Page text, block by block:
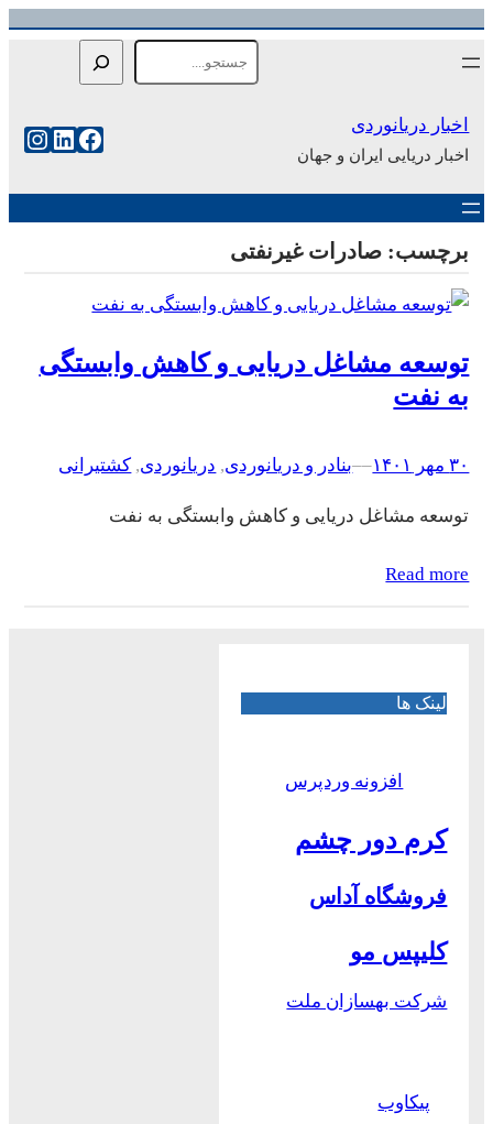
رفتن
به
اخبار دریانوردی
اخبار دریایی ایران و جهان
فیس‌بوک
برچسب: صادرات غیرنفتی
توسعه مشاغل دریایی و کاهش وابستگی
به نفت
۳۰ مهر ۱۴۰۱ –
–بنادر و دریانوردی, دریانوردی, کشتیرانی
توسعه مشاغل دریایی و کاهش وابستگی به نفت
Read more
لینک ها
افزونه وردپرس
کرم دور چشم
فروشگاه آداس
کلیپس مو
شرکت بهسازان ملت
پیکاوب